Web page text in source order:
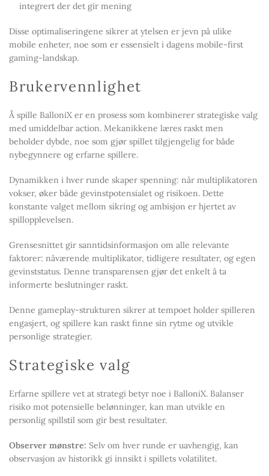
integrert der det gir mening
Disse optimaliseringene sikrer at ytelsen er jevn på ulike
mobile enheter, noe som er essensielt i dagens mobile-first
gaming-landskap.
Brukervennlighet
Å spille BalloniX er en prosess som kombinerer strategiske valg
med umiddelbar action. Mekanikkene læres raskt men
beholder dybde, noe som gjør spillet tilgjengelig for både
nybegynnere og erfarne spillere.
Dynamikken i hver runde skaper spenning: når multiplikatoren
vokser, øker både gevinstpotensialet og risikoen. Dette
konstante valget mellom sikring og ambisjon er hjertet av
spillopplevelsen.
Grensesnittet gir sanntidsinformasjon om alle relevante
faktorer: nåværende multiplikator, tidligere resultater, og egen
gevinststatus. Denne transparensen gjør det enkelt å ta
informerte beslutninger raskt.
Denne gameplay-strukturen sikrer at tempoet holder spilleren
engasjert, og spillere kan raskt finne sin rytme og utvikle
personlige strategier.
Strategiske valg
Erfarne spillere vet at strategi betyr noe i BalloniX. Balanser
risiko mot potensielle belønninger, kan man utvikle en
personlig spillstil som gir best resultater.
Observer mønstre: Selv om hver runde er uavhengig, kan
observasjon av historikk gi innsikt i spillets volatilitet.